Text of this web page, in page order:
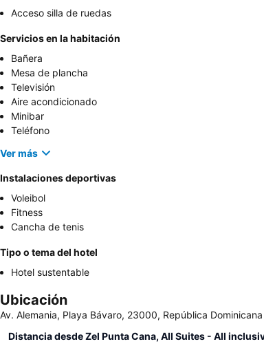
Acceso silla de ruedas
Servicios en la habitación
Bañera
Mesa de plancha
Televisión
Aire acondicionado
Minibar
Teléfono
Ver más
Instalaciones deportivas
Voleibol
Fitness
Cancha de tenis
Tipo o tema del hotel
Hotel sustentable
Ubicación
Av. Alemania, Playa Bávaro, 23000, República Dominicana
Distancia desde Zel Punta Cana, All Suites - All